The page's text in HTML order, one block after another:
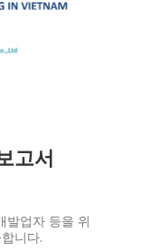
고서
발업자 등을 위
니다.